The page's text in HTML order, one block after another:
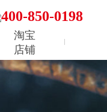
淘宝
店铺
400-850-0198